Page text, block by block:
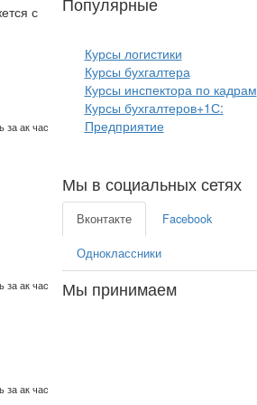
с
за ак час
за ак час
за ак час
Курсы логистики
Курсы бухгалтера
Курсы инспектора по кадрам
Курсы бухгалтеров+1С:
Предприятие
Мы в социальных сетях
Вконтакте Facebook
Одноклассники
Мы принимаем